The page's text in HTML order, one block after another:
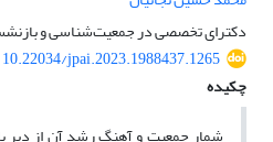
دکترای تخصصی در جمعیت‌شناسی و
10.22034/jpai.2023.1988437.1265
چکیده